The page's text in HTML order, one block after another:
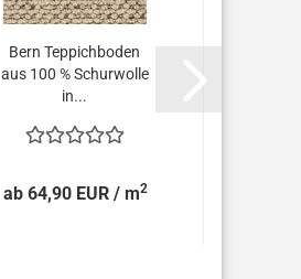
Bern Teppichboden
aus 100 % Schurwolle
in...
ab 64,90 EUR / m2